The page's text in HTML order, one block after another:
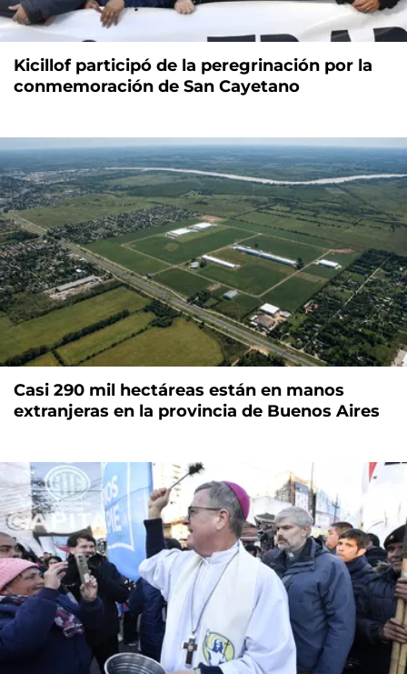
Kicillof participó de la peregrinación por la
conmemoración de San Cayetano
Casi 290 mil hectáreas están en manos
extranjeras en la provincia de Buenos Aires